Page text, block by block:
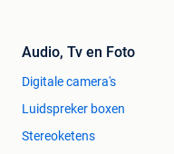
Audio, Tv en Foto
Digitale camera's
Luidspreker boxen
Stereoketens